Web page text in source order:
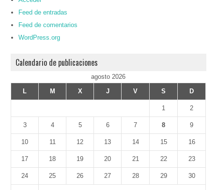
Feed de entradas
Feed de comentarios
WordPress.org
Calendario de publicaciones
agosto 2026
L
M X J V S D
1 2
3 4 5 6 7 8 9
10 11 12 13 14 15 16
17 18 19 20 21 22 23
24 25 26 27 28 29 30